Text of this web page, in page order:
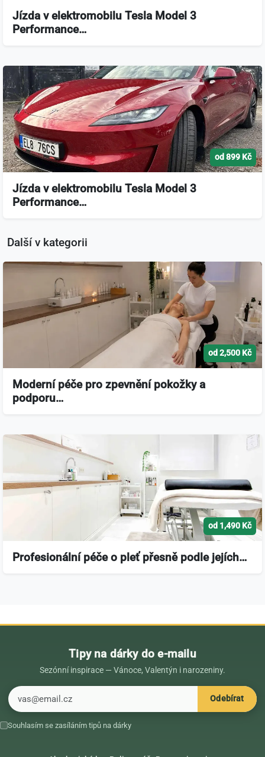
Jízda v elektromobilu Tesla Model 3
Performance…
od 899 Kč
Jízda v elektromobilu Tesla Model 3
Performance…
Další v kategorii
od 2,500 Kč
Moderní péče pro zpevnění pokožky a
podporu…
od 1,490 Kč
Profesionální péče o pleť přesně podle jejích…
Tipy na dárky do e-mailu
Sezónní inspirace — Vánoce, Valentýn i narozeniny.
Odebírat
Souhlasím se zasíláním tipů na dárky